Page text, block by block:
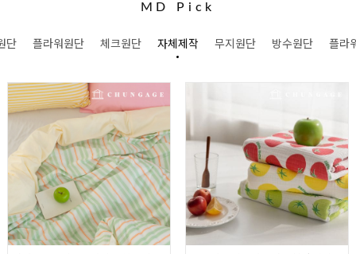
MD Pick
단 플라워원단 체크원단 자체제작 무지원단 방수원단 플라